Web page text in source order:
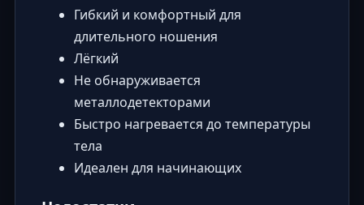
Гибкий и комфортный для
длительного ношения
Лёгкий
Не обнаруживается
металлодетекторами
Быстро нагревается до температуры
тела
Идеален для начинающих